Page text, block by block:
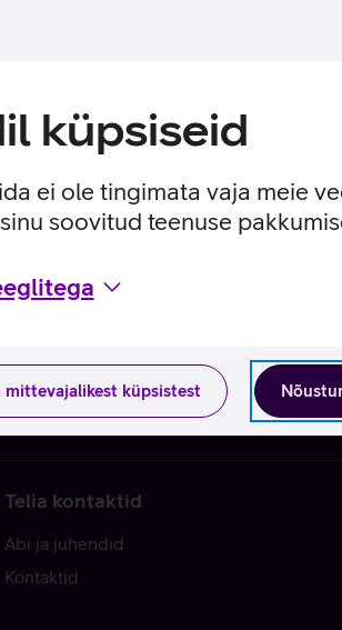
küpsiseid
ei ole tingimata vaja meie
soovitud teenuse
mittevajalikest küpsistest
Telia kontaktid
Abi ja juhendid
Kontaktid